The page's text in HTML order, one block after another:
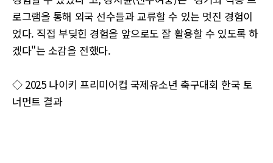
로그램을 통해 외국 선수들과 교류할 수 있는 멋진 경험이
었다. 직접 부딪힌 경험을 앞으로도 잘 활용할 수 있도록 하
겠다"는 소감을 전했다.
◇ 2025 나이키 프리미어컵 국제유소년 축구대회 한국 토
너먼트 결과